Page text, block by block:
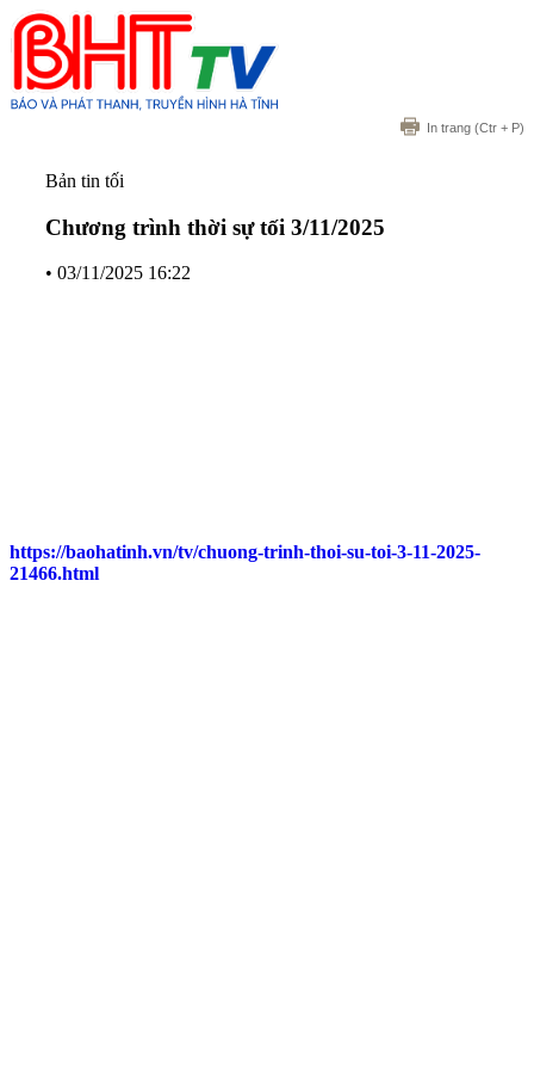
In trang (Ctr + P)
Bản tin tối
Chương trình thời sự tối 3/11/2025
• 03/11/2025 16:22
https://baohatinh.vn/tv/chuong-trinh-thoi-su-toi-3-11-2025-
21466.html